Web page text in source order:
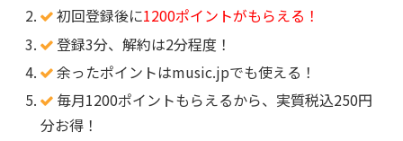
初回登録後に1200ポイントがもらえる！
登録3分、解約は2分程度！
余ったポイントはmusic.jpでも使える！
毎月1200ポイントもらえるから、実質税込250円
分お得！